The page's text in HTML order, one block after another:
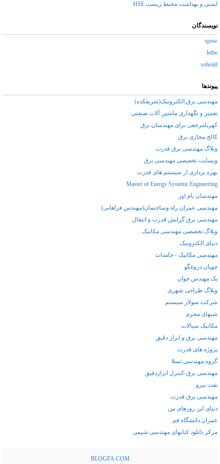
ایمنی و بهداشت محیط زیست HSE
نویسندگان
spow
lethe
soheiiil
پیوندها
مهندسی برق,الکترونیک(شریفکده)
تعمیر و نگهداری ماشین آلات صنعتی
کهربامرجعی برای مهندسان برق
کالج مجازی برق
وبلاگ مهندسی برق قدرت
وبسایت تخصصی مهندسی برق
بهره برداری از سیستم های قدرت
Master of Energy Systems Engineering
مهندسان نام اور
مهندسی عمران راه وساختمان(مهندس فراهانی)
مهندسی برق گرایش قدرت و انتقال
وبلاگ تخصصی مهندسی مکانیک
دنیای الکترونیک
مهندسی مکانیک - جامدات
چوپان دروغگو
یک مهندس جوان
وبلاگ طراحی شهری
شرکت سولار سیستم
شبهای محرم
مکانیک سیالات
مهندسی برق و ابزار دقیق
پروژه های قدرت
گروه مهندسی تسلا
مهندسی برق-کنترل ابزاردقیق
نفت نیرو
مهندسی برق قدرت
دنیای این روزهای من
عمران دانشگاه قم
مركز دانلود کتابهای مهندسی شيمی
BLOGFA.COM